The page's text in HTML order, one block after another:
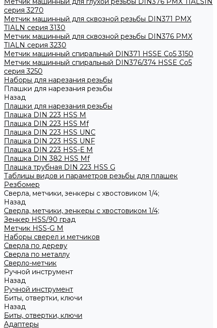
серия 3270
Метчик машинный для сквозной резьбы DIN371 PMX
TIALN серия 3130
Метчик машинный для сквозной резьбы DIN376 PMX
TIALN серия 3230
Метчик машинный спиральный DIN371 HSSE Co5 3150
Метчик машинный спиральный DIN376/374 HSSE Co5
серия 3250
Наборы для нарезания резьбы
Плашки для нарезания резьбы
Назад
Плашки для нарезания резьбы
Плашка DIN 223 HSS M
Плашка DIN 223 HSS Mf
Плашка DIN 223 HSS UNC
Плашка DIN 223 HSS UNF
Плашка DIN 223 HSS-Е M
Плашка DIN 382 HSS Mf
Плашка трубная DIN 223 HSS G
Таблицы видов и параметров резьбы для плашек
Резбомер
Сверла, метчики, зенкеры с хвостовиком 1/4;
Назад
Сверла, метчики, зенкеры с хвостовиком 1/4;
Зенкер HSS/90 град
Метчик HSS-G М
Наборы сверел и метчиков
Сверла по дереву
Сверла по металлу
Сверло-метчик
Ручной инструмент
Назад
Ручной инструмент
Биты, отвертки, ключи
Назад
Биты, отвертки, ключи
Адаптеры